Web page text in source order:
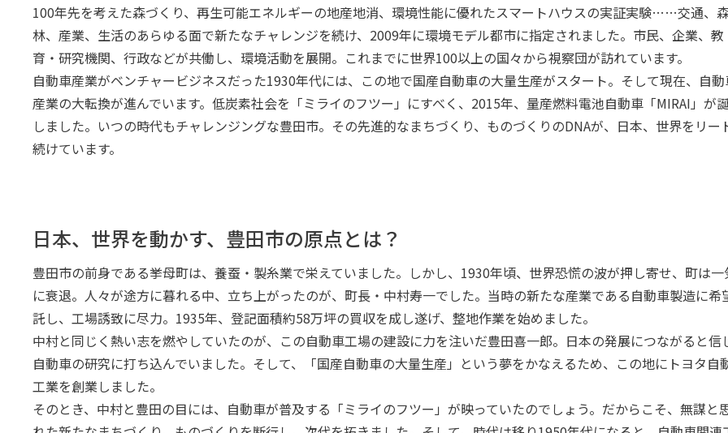
100年先を考えた森づくり、再生可能エネルギーの地産地消、環境性能に優れたスマートハウスの実証実験……交通、
林、産業、生活のあらゆる面で新たなチャレンジを続け、2009年に環境モデル都市に指定されました。市民、企業、教
育・研究機関、行政などが共働し、環境活動を展開。これまでに世界100以上の国々から視察団が訪れています。
自動車産業がベンチャービジネスだった1930年代には、この地で国産自動車の大量生産がスタート。そして現在、自
産業の大転換が進んでいます。低炭素社会を「ミライのフツー」にすべく、2015年、量産燃料電池自動車「MIRAI」が
しました。いつの時代もチャレンジングな豊田市。その先進的なまちづくり、ものづくりのDNAが、日本、世界をリー
続けています。
日本、世界を動かす、豊田市の原点とは？
豊田市の前身である挙母町は、養蚕・製糸業で栄えていました。しかし、1930年頃、世界恐慌の波が押し寄せ、町は一
に衰退。人々が途方に暮れる中、立ち上がったのが、町長・中村寿一でした。当時の新たな産業である自動車製造に希
託し、工場誘致に尽力。1935年、登記面積約58万坪の買収を成し遂げ、整地作業を始めました。
中村と同じく熱い志を燃やしていたのが、この自動車工場の建設に力を注いだ豊田喜一郎。日本の発展につながると信
自動車の研究に打ち込んでいました。そして、「国産自動車の大量生産」という夢をかなえるため、この地にトヨタ自
工業を創業しました。
そのとき、中村と豊田の目には、自動車が普及する「ミライのフツー」が映っていたのでしょう。だからこそ、無謀と